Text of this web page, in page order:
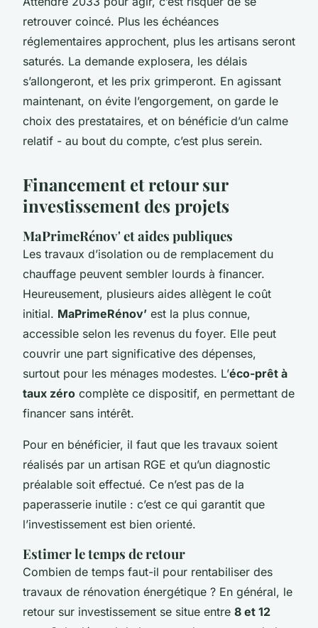
retrouver coincé. Plus les échéances
réglementaires approchent, plus les artisans seront
saturés. La demande explosera, les délais
s’allongeront, et les prix grimperont. En agissant
maintenant, on évite l’engorgement, on garde le
choix des prestataires, et on bénéficie d’un calme
relatif - au bout du compte, c’est plus serein.
Financement et retour sur
investissement des projets
MaPrimeRénov' et aides publiques
Les travaux d’isolation ou de remplacement du
chauffage peuvent sembler lourds à financer.
Heureusement, plusieurs aides allègent le coût
initial. MaPrimeRénov’ est la plus connue,
accessible selon les revenus du foyer. Elle peut
couvrir une part significative des dépenses,
surtout pour les ménages modestes. L’éco-prêt à
taux zéro complète ce dispositif, en permettant de
financer sans intérêt.
Pour en bénéficier, il faut que les travaux soient
réalisés par un artisan RGE et qu’un diagnostic
préalable soit effectué. Ce n’est pas de la
paperasserie inutile : c’est ce qui garantit que
l’investissement est bien orienté.
Estimer le temps de retour
Combien de temps faut-il pour rentabiliser des
travaux de rénovation énergétique ? En général, le
retour sur investissement se situe entre 8 et 12